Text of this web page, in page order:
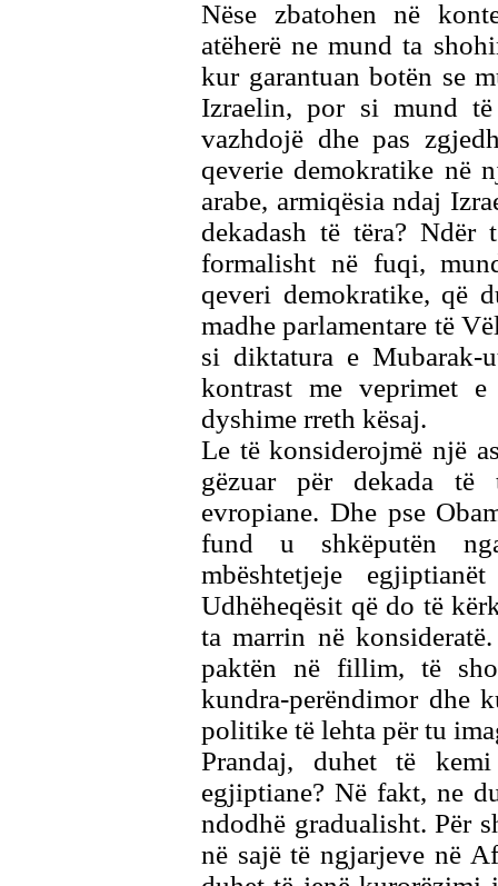
Nëse zbatohen në
atëherë ne mund ta
kur garantuan botën se
Izraelin, por si mund
vazhdojë dhe pas
qeverie demokratike në
arabe, armiqësia ndaj
dekadash të tëra? Ndër
formalisht në fuqi,
qeveri demokratike, që
madhe parlamentare të
si diktatura e Mubarak-
kontrast me veprimet
dyshime rreth kësaj.
Le të konsiderojmë një
gëzuar për dekada të
evropiane. Dhe pse
fund u shkëputën
mbështetjeje
Udhëheqësit që do të
ta marrin në
paktën në fillim, të
kundra-perëndimor dhe
politike të lehta për tu
Prandaj, duhet të
egjiptiane? Në fakt, ne
ndodhë gradualisht. Për
në sajë të ngjarjeve në